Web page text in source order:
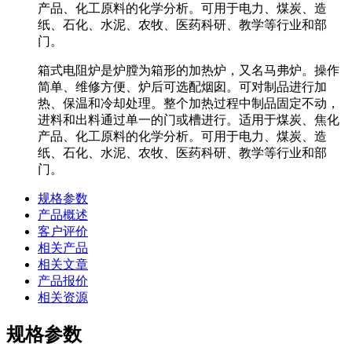
产品、化工原料的化学分析。可用于电力、煤炭、造
纸、石化、水泥、农牧、医药科研、教学等行业和部
门。
箱式电阻炉是炉膛为箱形的加热炉，又名马弗炉。操作
简单、维修方便、炉后可选配烟囱。可对制品进行加
热、保温和冷却处理。整个加热过程中制品固定不动，
进料和出料通过单一的门或槽进行。适用于煤炭、焦化
产品、化工原料的化学分析。可用于电力、煤炭、造
纸、石化、水泥、农牧、医药科研、教学等行业和部
门。
规格参数
产品概述
客户评价
相关产品
相关文章
产品报价
相关资源
规格参数